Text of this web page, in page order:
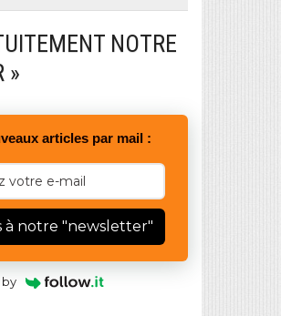
NOTRE
»
articles par mail :
à notre "newsletter"